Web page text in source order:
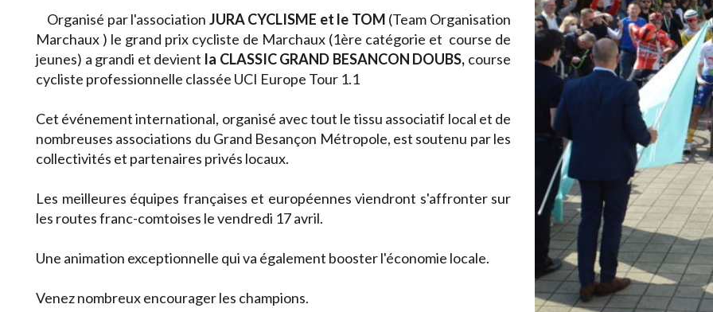
Organisé par l'association JURA CYCLISME et le TOM (Team Organisation
Marchaux ) le grand prix cycliste de Marchaux (1ère catégorie et course de
jeunes) a grandi et devient la CLASSIC GRAND BESANCON DOUBS, course
cycliste professionnelle classée UCI Europe Tour 1.1
Cet événement international, organisé avec tout le tissu associatif local et de
nombreuses associations du Grand Besançon Métropole, est soutenu par les
collectivités et partenaires privés locaux.
Les meilleures équipes françaises et européennes viendront s'affronter sur
les routes franc-comtoises le vendredi 17 avril.
Une animation exceptionnelle qui va également booster l'économie locale.
Venez nombreux encourager les champions.